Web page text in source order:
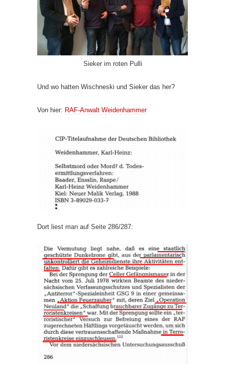
Sieker im roten Pulli
Und wo hatten Wischneski und Sieker das her?
Von hier: RAF-Anwalt Weidenhammer
Dort liest man auf Seite 286/287: